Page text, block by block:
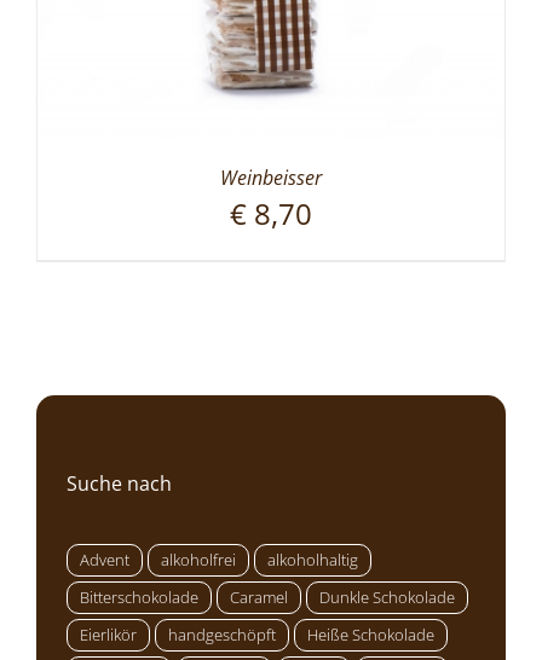
Weinbeisser
€ 8,70
Suche nach
Advent alkoholfrei
alkoholhaltig
Bitterschokolade
Caramel
Dunkle Schokolade
Eierlikör
handgeschöpft
Heiße Schokolade